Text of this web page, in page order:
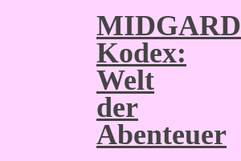
MIDGARD
Kodex:
Welt
der
Abenteuer